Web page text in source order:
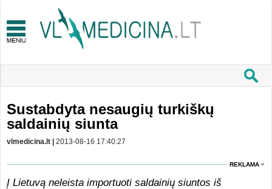
Sustabdyta nesaugių turkiškų
saldainių siunta
vlmedicina.lt | 2013-08-16 17:40:27
REKLAMA
Į Lietuvą neleista importuoti saldainių siuntos iš